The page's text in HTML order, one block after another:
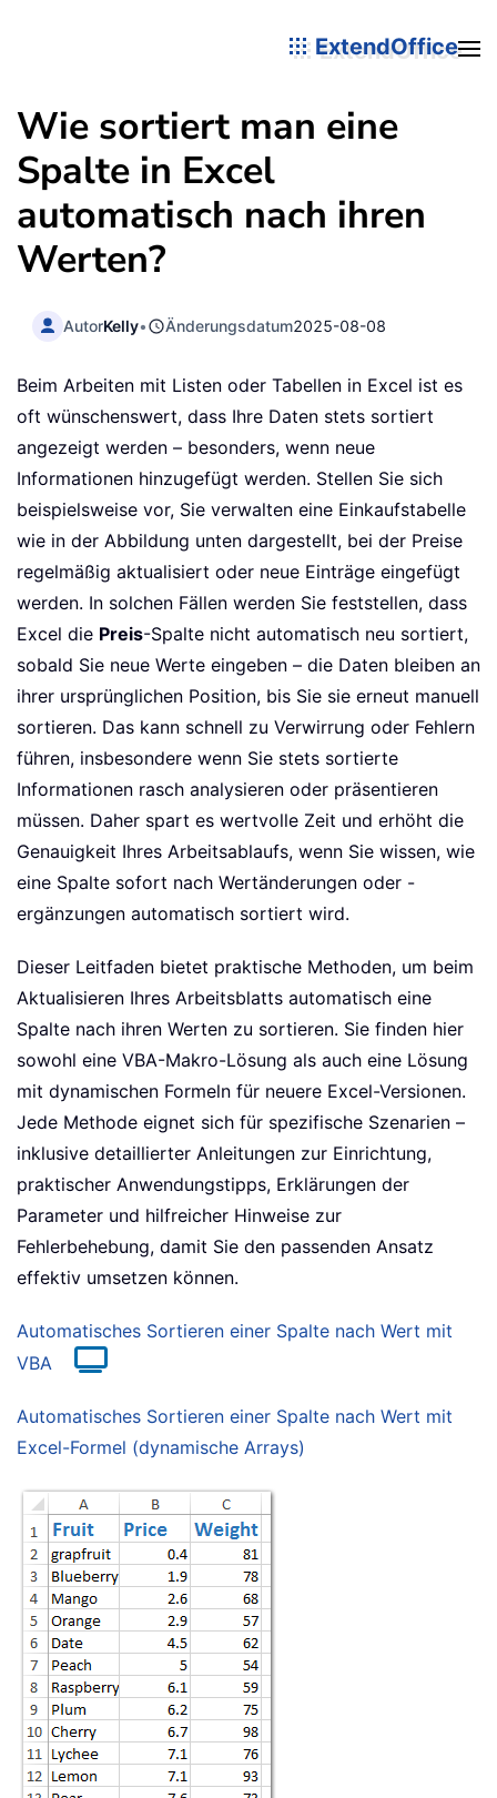
ExtendOffice
Wie sortiert man eine
Spalte in Excel
automatisch nach ihren
Werten?
AutorKelly• Änderungsdatum2025-08-08
Beim Arbeiten mit Listen oder Tabellen in Excel ist es
oft wünschenswert, dass Ihre Daten stets sortiert
angezeigt werden – besonders, wenn neue
Informationen hinzugefügt werden. Stellen Sie sich
beispielsweise vor, Sie verwalten eine Einkaufstabelle
wie in der Abbildung unten dargestellt, bei der Preise
regelmäßig aktualisiert oder neue Einträge eingefügt
werden. In solchen Fällen werden Sie feststellen, dass
Excel die Preis-Spalte nicht automatisch neu sortiert,
sobald Sie neue Werte eingeben – die Daten bleiben an
ihrer ursprünglichen Position, bis Sie sie erneut manuell
sortieren. Das kann schnell zu Verwirrung oder Fehlern
führen, insbesondere wenn Sie stets sortierte
Informationen rasch analysieren oder präsentieren
müssen. Daher spart es wertvolle Zeit und erhöht die
Genauigkeit Ihres Arbeitsablaufs, wenn Sie wissen, wie
eine Spalte sofort nach Wertänderungen oder -
ergänzungen automatisch sortiert wird.
Dieser Leitfaden bietet praktische Methoden, um beim
Aktualisieren Ihres Arbeitsblatts automatisch eine
Spalte nach ihren Werten zu sortieren. Sie finden hier
sowohl eine VBA-Makro-Lösung als auch eine Lösung
mit dynamischen Formeln für neuere Excel-Versionen.
Jede Methode eignet sich für spezifische Szenarien –
inklusive detaillierter Anleitungen zur Einrichtung,
praktischer Anwendungstipps, Erklärungen der
Parameter und hilfreicher Hinweise zur
Fehlerbehebung, damit Sie den passenden Ansatz
effektiv umsetzen können.
Automatisches Sortieren einer Spalte nach Wert mit
VBA
Automatisches Sortieren einer Spalte nach Wert mit
Excel-Formel (dynamische Arrays)